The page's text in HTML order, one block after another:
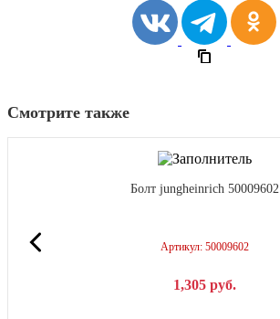
Смотрите также
Болт jungheinrich 50009602
Артикул: 50009602
1,305 руб.